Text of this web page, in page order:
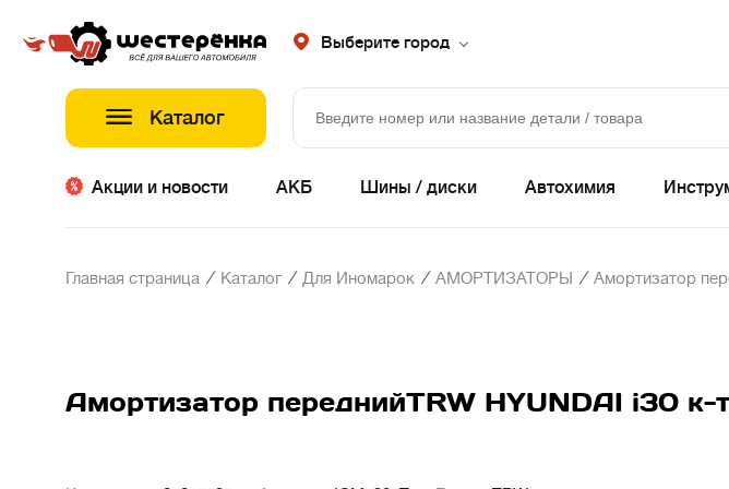
Выберите город
Каталог
Акции и новости АКБ Шины / диски Автохимия
Главная страница / Каталог / Для Иномарок / АМОРТИЗАТОРЫ / Амортизатор
Амортизатор переднийTRW HYUNDAI i30 к-